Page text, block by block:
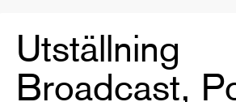
Utställning
Broadcast,